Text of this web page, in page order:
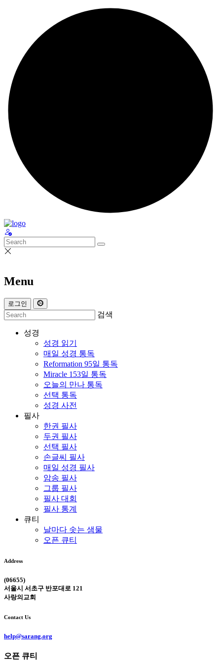
Menu
로그인
검색
성경
성경 읽기
매일 성경 통독
Reformation 95일 통독
Miracle 153일 통독
오늘의 만나 통독
선택 통독
성경 사전
필사
한권 필사
두권 필사
선택 필사
손글씨 필사
매일 성경 필사
암송 필사
그룹 필사
필사 대회
필사 통계
큐티
날마다 솟는 샘물
오픈 큐티
Address
(06655)
서울시 서초구 반포대로 121
사랑의교회
Contact Us
help@sarang.org
오픈 큐티